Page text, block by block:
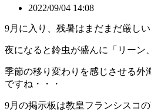
2022/09/04 14:08
9月に入り、残暑はまだまだ厳しい
夜になると鈴虫が盛んに「リーン
季節の移り変わりを感じさせる外
ですね・・・
9月の掲示板は教皇フランシスコ